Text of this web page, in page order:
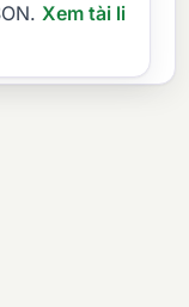
Xem tài li